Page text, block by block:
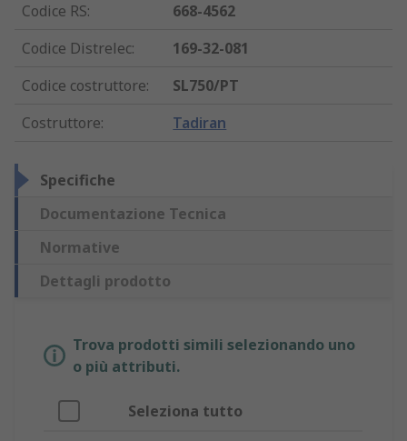
Codice RS:
668-4562
Codice Distrelec:
169-32-081
Codice costruttore:
SL750/PT
Costruttore: Tadiran
Specifiche
Documentazione Tecnica
Normative
Dettagli prodotto
Trova prodotti simili selezionando uno
o più attributi.
Seleziona tutto